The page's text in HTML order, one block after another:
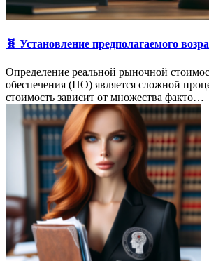
🧬 Установление предполагаемого
Определение реальной рыночной
обеспечения (ПО) является сложной
стоимость зависит от множества факто…